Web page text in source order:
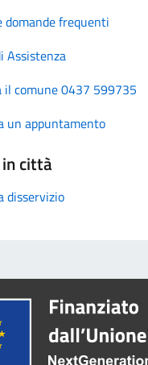
domande frequenti
Assistenza
il comune 0437 599735
un appuntamento
città
disservizio